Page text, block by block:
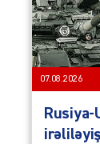
07.08.2026